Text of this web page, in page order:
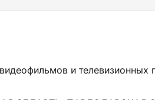
и телевизионных